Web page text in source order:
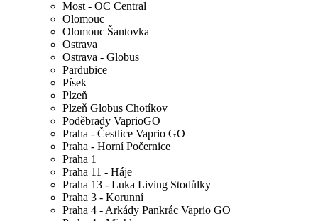
Most - OC Central
Olomouc
Olomouc Šantovka
Ostrava
Ostrava - Globus
Pardubice
Písek
Plzeň
Plzeň Globus Chotíkov
Poděbrady VaprioGO
Praha - Čestlice Vaprio GO
Praha - Horní Počernice
Praha 1
Praha 11 - Háje
Praha 13 - Luka Living Stodůlky
Praha 3 - Korunní
Praha 4 - Arkády Pankrác Vaprio GO